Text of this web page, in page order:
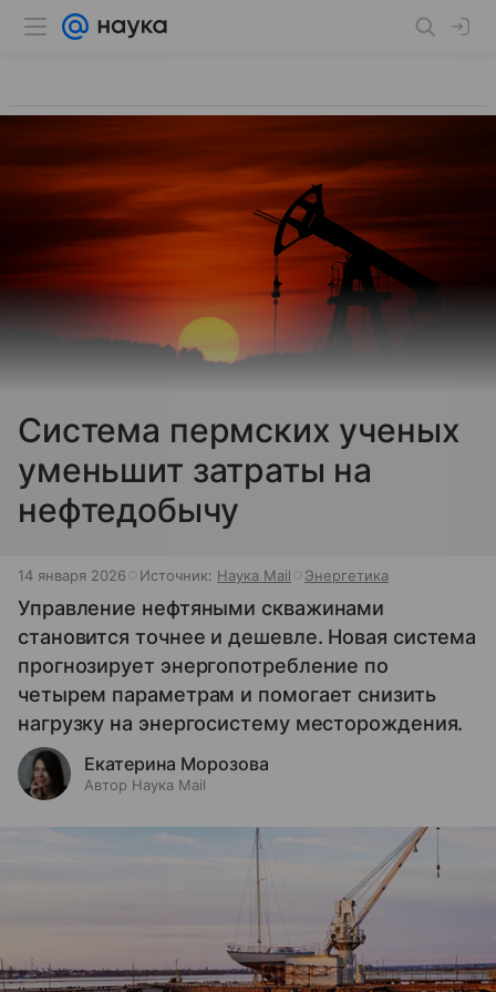
Система пермских ученых
уменьшит затраты на
нефтедобычу
14 января 2026 Источник: Наука Mail Энергетика
Управление нефтяными скважинами
становится точнее и дешевле. Новая система
прогнозирует энергопотребление по
четырем параметрам и помогает снизить
нагрузку на энергосистему месторождения.
Екатерина Морозова
Автор Наука Mail